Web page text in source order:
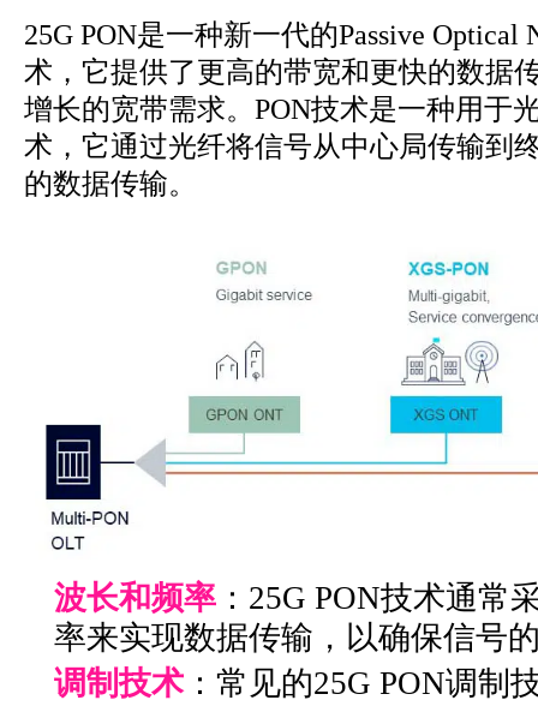
25G PON是一种新一代的Passive Optical
术，它提供了更高的带宽和更快的数据
增长的宽带需求。 PON技术是一种用于
术，它通过光纤将信号从中心局传输到
的数据传输。
波长和频率 ：25G PON技术通常
率来实现数据传输，以确保信号
调制技术：常见的25G PON调制